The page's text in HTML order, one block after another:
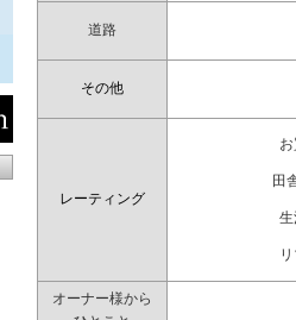
道路
その他
レーティング
田
オーナー様から